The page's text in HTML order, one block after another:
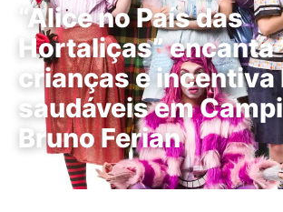
“Alice no País das
Hortaliças” encanta
crianças e incentiva
saudáveis em
Bruno Ferian